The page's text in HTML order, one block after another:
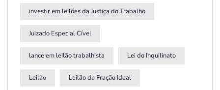
investir em leilões da Justiça do Trabalho
Juizado Especial Cível
lance em leilão trabalhista Lei do Inquilinato
Leilão Leilão da Fração Ideal